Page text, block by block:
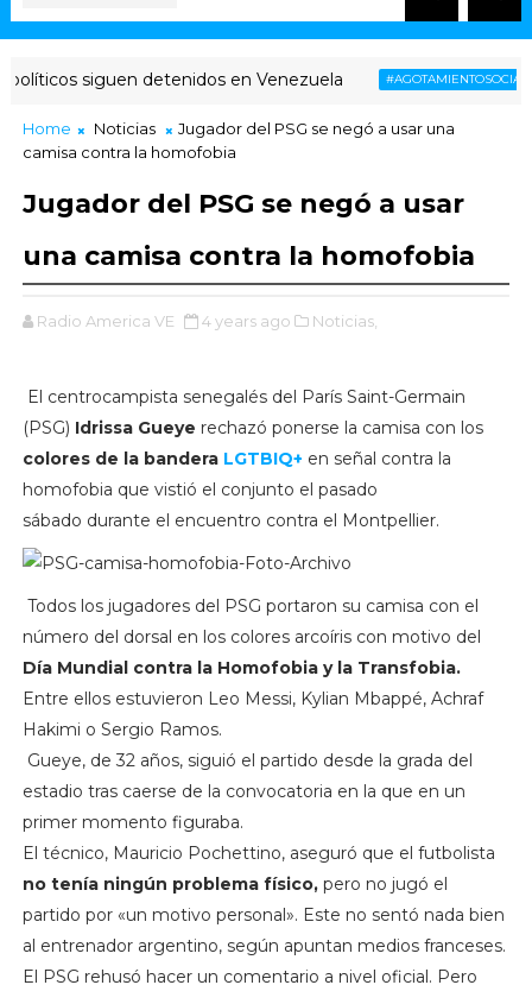
siguen detenidos en Venezuela #AGOTAMIENTOSOCIAL
Home Noticias
Jugador del PSG se negó a usar una
camisa contra la homofobia
Jugador del PSG se negó a usar
una camisa contra la homofobia
Radio America VE 4 years ago Noticias,
El centrocampista senegalés del París Saint-Germain
(PSG) Idrissa Gueye rechazó ponerse la camisa con los
colores de la bandera LGTBIQ+ en señal contra la
homofobia que vistió el conjunto el pasado
sábado durante el encuentro contra el Montpellier.
Todos los jugadores del PSG portaron su camisa con el
número del dorsal en los colores arcoíris con motivo del
Día Mundial contra la Homofobia y la Transfobia.
Entre ellos estuvieron Leo Messi, Kylian Mbappé, Achraf
Hakimi o Sergio Ramos.
Gueye, de 32 años, siguió el partido desde la grada del
estadio tras caerse de la convocatoria en la que en un
primer momento figuraba.
El técnico, Mauricio Pochettino, aseguró que el futbolista
no tenía ningún problema físico,pero no jugó el
partido por «un motivo personal». Este no sentó nada bien
al entrenador argentino, según apuntan medios franceses.
El PSG rehusó hacer un comentario a nivel oficial. Pero